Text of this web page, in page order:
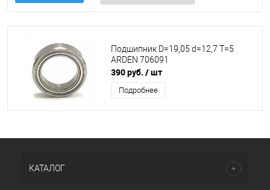
Подшипник D=19,05 d=12,7 T=5
ARDEN 706091
390 руб. / шт
Подробнее
КАТАЛОГ